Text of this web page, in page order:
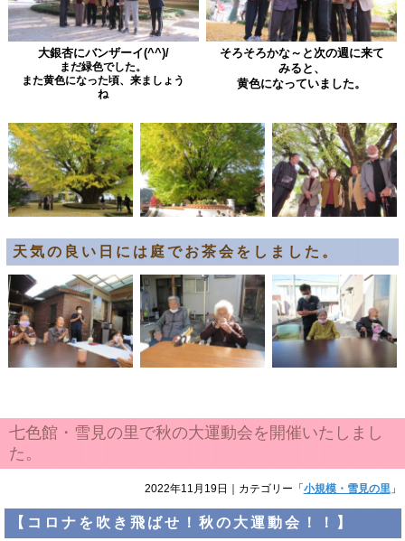
大銀杏にバンザーイ(^^)/
まだ緑色でした。
また黄色になった頃、来ましょう
ね
そろそろかな～と次の週に来て
みると、
黄色になっていました。
天気の良い日には庭でお茶会をしました。
七色館・雪見の里で秋の大運動会を開催いたしまし
た。
2022年11月19日 ｜カテゴリー「小規模・雪見の里 」
【コロナを吹き飛ばせ！秋の大運動会！！】